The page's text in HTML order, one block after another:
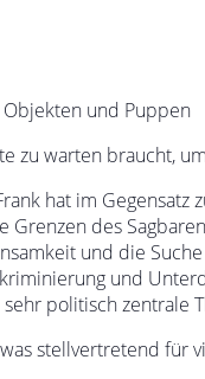
und Puppen
zu warten braucht,
hat im
des
und die
und
politisch zentrale
stellvertretend für